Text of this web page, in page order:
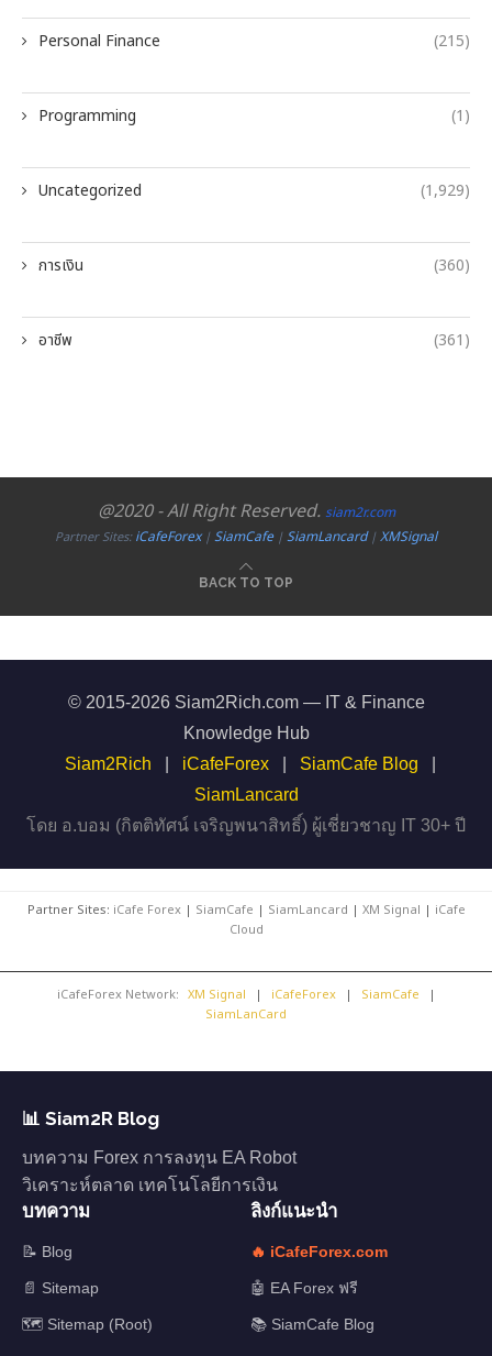
Personal Finance (215)
Programming (1)
Uncategorized (1,929)
การเงิน (360)
อาชีพ (361)
@2020 - All Right Reserved. siam2r.com
Partner Sites:iCafeForex|SiamCafe|SiamLancard|XMSignal
BACK TO TOP
© 2015-2026 Siam2Rich.com — IT & Finance
Knowledge Hub
Siam2Rich
iCafeForex SiamCafe Blog
SiamLancard
โดย อ.บอม (กิตติทัศน์ เจริญพนาสิทธิ์) ผู้เชี่ยวชาญ IT 30+ ปี
Partner Sites: iCafe Forex| SiamCafe | SiamLancard | XM Signal | iCafe
Cloud
iCafeForex Network: XM Signal | iCafeForex | SiamCafe
|
SiamLanCard
📊 Siam2R Blog
บทความ Forex การลงทุน EA Robot
วิเคราะห์ตลาด เทคโนโลยีการเงิน
บทความ
📝 Blog
📄 Sitemap
🗺️ Sitemap (Root)
ลิงก์แนะนำ
🔥 iCafeForex.com
🤖 EA Forex ฟรี
📚 SiamCafe Blog